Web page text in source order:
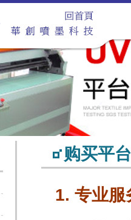
购买平
1. 专业服